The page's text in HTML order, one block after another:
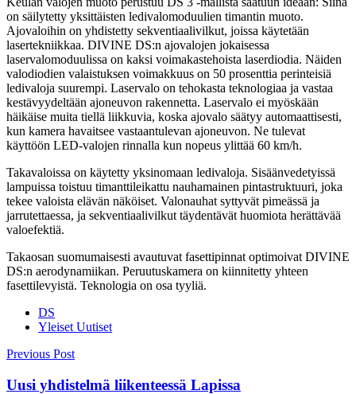
on säilytetty yksittäisten ledivalomoduulien timantin muoto.
Ajovaloihin on yhdistetty sekventiaalivilkut, joissa käytetään
lasertekniikkaa. DIVINE DS:n ajovalojen jokaisessa
laservalomoduulissa on kaksi voimakastehoista laserdiodia. Näiden
valodiodien valaistuksen voimakkuus on 50 prosenttia perinteisiä
ledivaloja suurempi. Laservalo on tehokasta teknologiaa ja vastaa
kestävyydeltään ajoneuvon rakennetta. Laservalo ei myöskään
häikäise muita tiellä liikkuvia, koska ajovalo säätyy automaattisesti,
kun kamera havaitsee vastaantulevan ajoneuvon. Ne tulevat
käyttöön LED-valojen rinnalla kun nopeus ylittää 60 km/h.
Takavaloissa on käytetty yksinomaan ledivaloja. Sisäänvedetyissä
lampuissa toistuu timanttileikattu nauhamainen pintastruktuuri, joka
tekee valoista elävän näköiset. Valonauhat syttyvät pimeässä ja
jarrutettaessa, ja sekventiaalivilkut täydentävät huomiota herättävää
valoefektiä.
Takaosan suomumaisesti avautuvat fasettipinnat optimoivat DIVINE
DS:n aerodynamiikan. Peruutuskamera on kiinnitetty yhteen
fasettilevyistä. Teknologia on osa tyyliä.
DS
Yleiset Uutiset
Post
navigation
Previous Post
Uusi yhdistelmä liikenteessä Lapissa